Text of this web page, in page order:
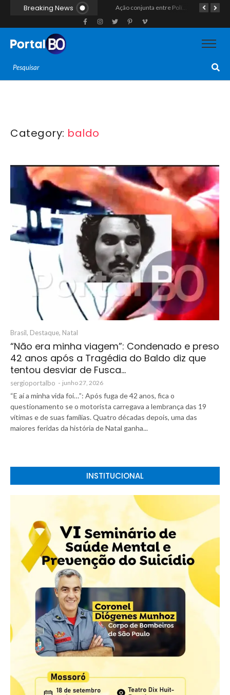
Breaking News Ação conjunta entre Polícias Civil e Militar resulta na apreensão de drogas, munições e colete tático em São Gonçalo do Amarante
Category: baldo
Brasil, Destaque, Natal
“Não era minha viagem”: Condenado e preso
42 anos após a Tragédia do Baldo diz que
tentou desviar de Fusca…
sergioportalbo - junho 27, 2026
“E aí a minha vida foi…”: Após fuga de 42 anos, fica o
questionamento se o motorista carregava a lembrança das 19
vítimas e de suas famílias. Quatro décadas depois, uma das
maiores feridas da história de Natal ganha...
INSTITUCIONAL